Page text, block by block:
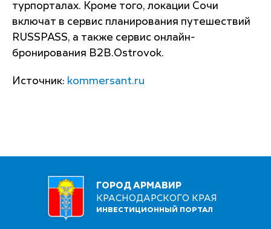
турпорталах. Кроме того, локации Сочи
включат в сервис планирования путешествий
RUSSPASS, а также сервис онлайн-
бронирования B2B.Ostrovok.
Источник: kommersant.ru
ГОРОД АРМАВИР
КРАСНОДАРСКОГО КРАЯ
ИНВЕСТИЦИОННЫЙ ПОРТАЛ